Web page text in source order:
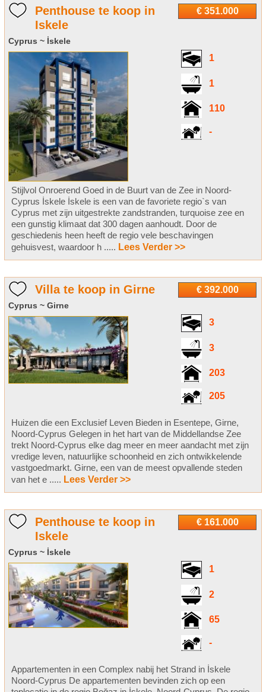
€ 351.000
Penthouse te koop in
Iskele
Cyprus ~ İskele
1
1
110
-
Stijlvol Onroerend Goed in de Buurt van de Zee in Noord-
Cyprus İskele İskele is een van de favoriete regio`s van
Cyprus met zijn uitgestrekte zandstranden, turquoise zee en
een gunstig klimaat dat 300 dagen aanhoudt. Door de
geschiedenis heen heeft de regio vele beschavingen
gehuisvest, waardoor h ..... Lees Verder >>
€ 392.000
Villa te koop in Girne
Cyprus ~ Girne
3
3
203
205
Huizen die een Exclusief Leven Bieden in Esentepe, Girne,
Noord-Cyprus Gelegen in het hart van de Middellandse Zee
trekt Noord-Cyprus elke dag meer en meer aandacht met zijn
vredige leven, natuurlijke schoonheid en zich ontwikkelende
vastgoedmarkt. Girne, een van de meest opvallende steden
van het e ..... Lees Verder >>
€ 161.000
Penthouse te koop in
Iskele
Cyprus ~ İskele
1
2
65
-
Appartementen in een Complex nabij het Strand in İskele
Noord-Cyprus De appartementen bevinden zich op een